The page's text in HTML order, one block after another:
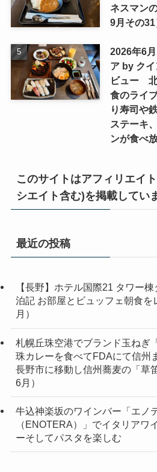
ネスマン
9月その31
2026年6
ア by ク
ビュー
食のライ
り寿司や
ステーキ
ンが食べ
このサイトはアフィリエイ
シエイト含む)を掲載してい
最近の投稿
【長野】ホテル国際21 タワー
泊記 お部屋とビュッフェ朝食を
月）
札幌丘珠空港でブランド玉ねぎ
珠カレーを食べてFDAにて信州
長野市に移動し信州蕎麦の「草
6月）
牛込神楽坂のワインバー「エノ
（ENOTERA）」でイタリアワ
ーそしてパスタを楽しむ